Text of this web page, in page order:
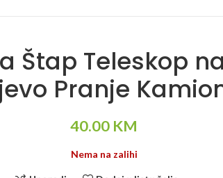
Štap Teleskop
Pranje
40.00 KM
Nema na zalihi